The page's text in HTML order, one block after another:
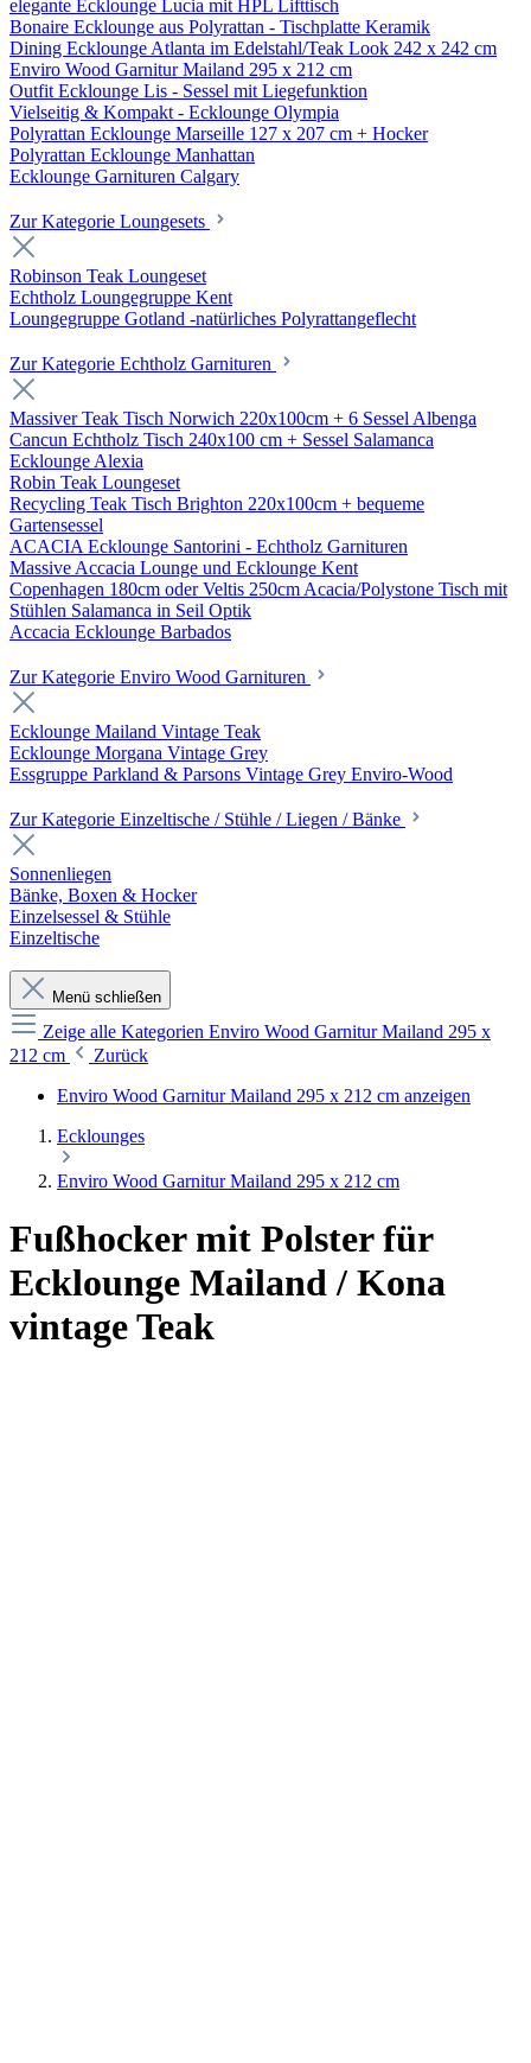
elegante Ecklounge Lucia mit HPL Lifttisch
Bonaire Ecklounge aus Polyrattan - Tischplatte Keramik
Dining Ecklounge Atlanta im Edelstahl/Teak Look 242 x 242 cm
Enviro Wood Garnitur Mailand 295 x 212 cm
Outfit Ecklounge Lis - Sessel mit Liegefunktion
Vielseitig & Kompakt - Ecklounge Olympia
Polyrattan Ecklounge Marseille 127 x 207 cm + Hocker
Polyrattan Ecklounge Manhattan
Ecklounge Garnituren Calgary
Zur Kategorie Loungesets
Robinson Teak Loungeset
Echtholz Loungegruppe Kent
Loungegruppe Gotland -natürliches Polyrattangeflecht
Zur Kategorie Echtholz Garnituren
Massiver Teak Tisch Norwich 220x100cm + 6 Sessel Albenga
Cancun Echtholz Tisch 240x100 cm + Sessel Salamanca
Ecklounge Alexia
Robin Teak Loungeset
Recycling Teak Tisch Brighton 220x100cm + bequeme
Gartensessel
ACACIA Ecklounge Santorini - Echtholz Garnituren
Massive Accacia Lounge und Ecklounge Kent
Copenhagen 180cm oder Veltis 250cm Acacia/Polystone Tisch mit
Stühlen Salamanca in Seil Optik
Accacia Ecklounge Barbados
Zur Kategorie Enviro Wood Garnituren
Ecklounge Mailand Vintage Teak
Ecklounge Morgana Vintage Grey
Essgruppe Parkland & Parsons Vintage Grey Enviro-Wood
Zur Kategorie Einzeltische / Stühle / Liegen / Bänke
Sonnenliegen
Bänke, Boxen & Hocker
Einzelsessel & Stühle
Einzeltische
Menü schließen
Zeige alle Kategorien Enviro Wood Garnitur Mailand 295 x
212 cm
Zurück
Enviro Wood Garnitur Mailand 295 x 212 cm anzeigen
Ecklounges
Enviro Wood Garnitur Mailand 295 x 212 cm
Fußhocker mit Polster für
Ecklounge Mailand / Kona
vintage Teak